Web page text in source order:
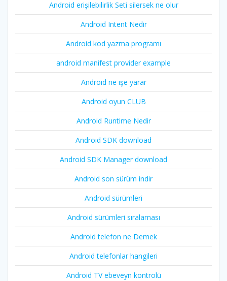
Android erişilebilirlik Seti silersek ne olur
Android Intent Nedir
Android kod yazma programı
android manifest provider example
Android ne işe yarar
Android oyun CLUB
Android Runtime Nedir
Android SDK download
Android SDK Manager download
Android son sürüm indir
Android sürümleri
Android sürümleri sıralaması
Android telefon ne Demek
Android telefonlar hangileri
Android TV ebeveyn kontrolü